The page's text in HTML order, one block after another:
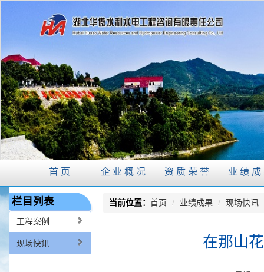
首页 企业概况 资质荣誉 业绩
栏目列表
工程案例
现场快讯
当前位置： 首页 / 业绩成果 / 现场快讯
在那山